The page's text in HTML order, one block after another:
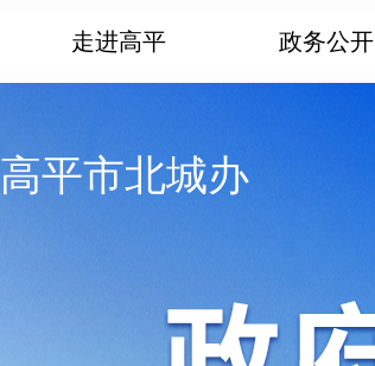
走进高平 政务公开
高平市北城办